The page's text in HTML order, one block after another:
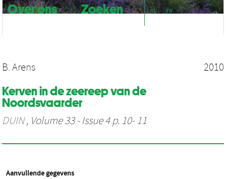
Over ons
Zoeken NL EN
B. Arens 2010
Kerven in de zeereep van de
Noordsvaarder
DUIN, Volume 33 - Issue 4 p. 10- 11
Aanvullende gegevens